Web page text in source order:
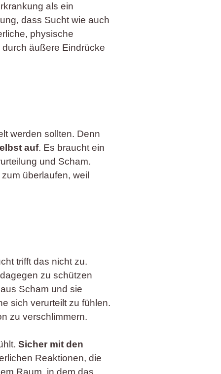
als ein
dass Sucht wie auch
physische
äußere Eindrücke
werden sollten. Denn
auf. Es braucht ein
und Scham.
überlaufen, weil
trifft das nicht zu.
zu schützen
Scham und sie
sich verurteilt zu fühlen.
zu verschlimmern.
Sicher mit den
Reaktionen, die
Raum, in dem das